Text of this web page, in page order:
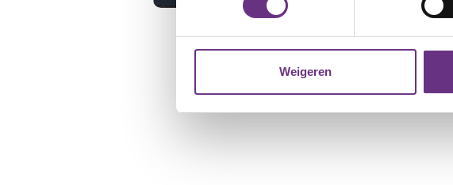
websiteverkeer te analyseren. Ook delen we
media, adverteren en analyse. Deze
Weigeren